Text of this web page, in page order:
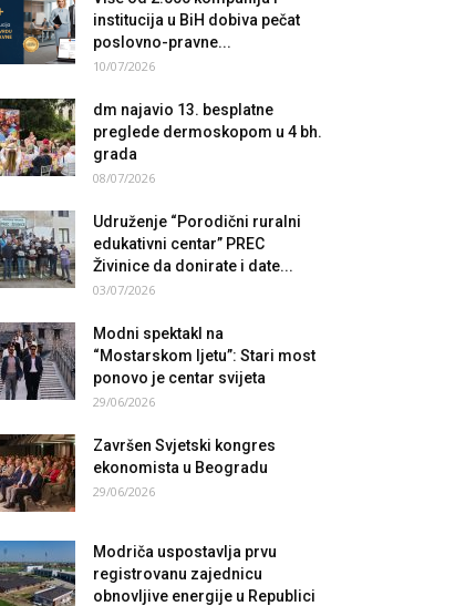
institucija u BiH dobiva pečat
poslovno-pravne...
10/07/2026
dm najavio 13. besplatne
preglede dermoskopom u 4 bh.
grada
08/07/2026
Udruženje “Porodični ruralni
edukativni centar” PREC
Živinice da donirate i date...
03/07/2026
Modni spektakl na
“Mostarskom ljetu”: Stari most
ponovo je centar svijeta
29/06/2026
Završen Svjetski kongres
ekonomista u Beogradu
29/06/2026
Modriča uspostavlja prvu
registrovanu zajednicu
obnovljive energije u Republici